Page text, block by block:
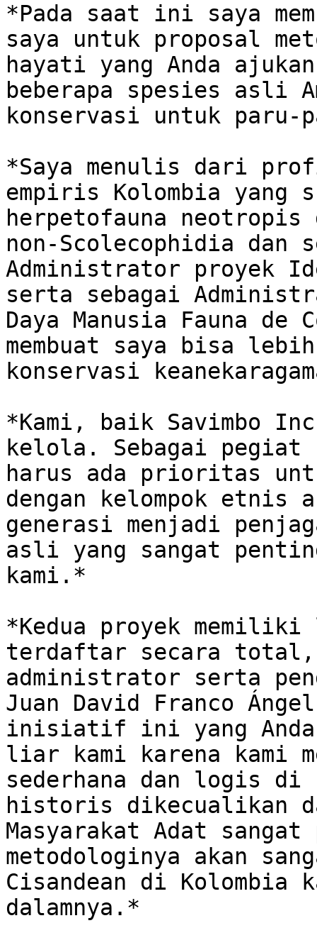
*Pada saat ini saya
saya untuk proposal
hayati yang Anda
beberapa spesies asli
konservasi untuk paru-
*Saya menulis dari
empiris Kolombia yang
herpetofauna neotropis
non-Scolecophidia dan
Administrator proyek
serta sebagai
Daya Manusia Fauna
membuat saya bisa
konservasi
*Kami, baik Savimbo
kelola. Sebagai pegiat
harus ada prioritas
dengan kelompok etnis
generasi menjadi
asli yang sangat
kami.*
*Kedua proyek
terdaftar secara
administrator serta
Juan David Franco
inisiatif ini yang Anda
liar kami karena kami
sederhana dan logis di
historis dikecualikan
Masyarakat Adat
metodologinya akan
Cisandean di
dalamnya.*